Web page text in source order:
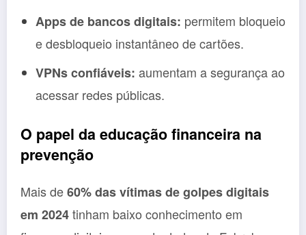
Apps de bancos digitais: permitem bloqueio
e desbloqueio instantâneo de cartões.
VPNs confiáveis: aumentam a segurança ao
acessar redes públicas.
O papel da educação financeira na
prevenção
Mais de60% das vítimas de golpes digitais
em 2024tinham baixo conhecimento em